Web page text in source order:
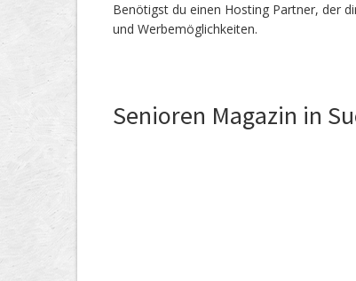
Benötigst du einen Hosting Partner, der
und Werbemöglichkeiten.
Senioren Magazin in